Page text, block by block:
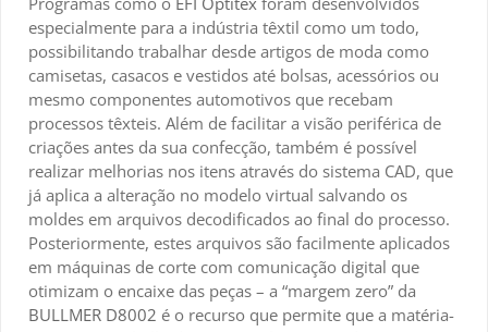
especialmente para a indústria têxtil como um todo,
possibilitando trabalhar desde artigos de moda como
camisetas, casacos e vestidos até bolsas, acessórios ou
mesmo componentes automotivos que recebam
processos têxteis. Além de facilitar a visão periférica de
criações antes da sua confecção, também é possível
realizar melhorias nos itens através do sistema CAD, que
já aplica a alteração no modelo virtual salvando os
moldes em arquivos decodificados ao final do processo.
Posteriormente, estes arquivos são facilmente aplicados
em máquinas de corte com comunicação digital que
otimizam o encaixe das peças – a “margem zero” da
BULLMER D8002 é o recurso que permite que a matéria-